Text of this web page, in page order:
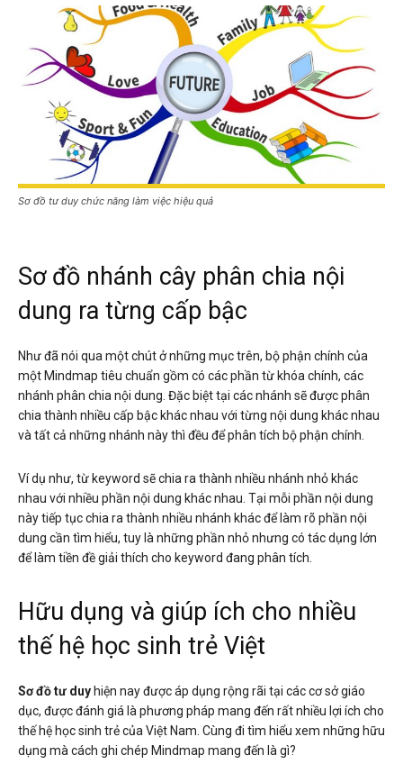
Sơ đồ tư duy chức năng làm việc hiệu quả
Sơ đồ nhánh cây phân chia nội
dung ra từng cấp bậc
Như đã nói qua một chút ở những mục trên, bộ phận chính của
một Mindmap tiêu chuẩn gồm có các phần từ khóa chính, các
nhánh phân chia nội dung. Đặc biệt tại các nhánh sẽ được phân
chia thành nhiều cấp bậc khác nhau với từng nội dung khác nhau
và tất cả những nhánh này thì đều để phân tích bộ phận chính.
Ví dụ như, từ keyword sẽ chia ra thành nhiều nhánh nhỏ khác
nhau với nhiều phần nội dung khác nhau. Tại mỗi phần nội dung
này tiếp tục chia ra thành nhiều nhánh khác để làm rõ phần nội
dung cần tìm hiểu, tuy là những phần nhỏ nhưng có tác dụng lớn
để làm tiền đề giải thích cho keyword đang phân tích.
Hữu dụng và giúp ích cho nhiều
thế hệ học sinh trẻ Việt
Sơ đồ tư duy hiện nay được áp dụng rộng rãi tại các cơ sở giáo
dục, được đánh giá là phương pháp mang đến rất nhiều lợi ích cho
thế hệ học sinh trẻ của Việt Nam. Cùng đi tìm hiểu xem những hữu
dụng mà cách ghi chép Mindmap mang đến là gì?